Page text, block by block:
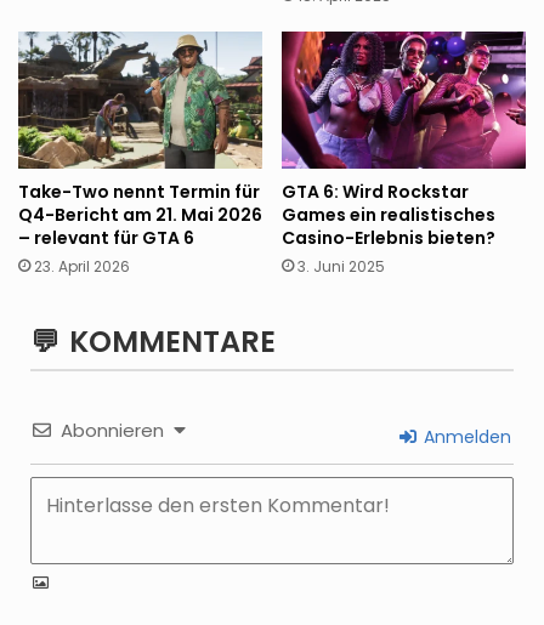
Take-Two nennt Termin für
Q4-Bericht am 21. Mai 2026
– relevant für GTA 6
23. April 2026
GTA 6: Wird Rockstar
Games ein realistisches
Casino-Erlebnis bieten?
3. Juni 2025
KOMMENTARE
Abonnieren Anmelden